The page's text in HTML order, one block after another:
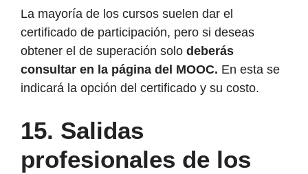
La mayoría de los cursos suelen dar el
certificado de participación, pero si deseas
obtener el de superación solo deberás
consultar en la página del MOOC. En esta se
indicará la opción del certificado y su costo.
15. Salidas
profesionales de los